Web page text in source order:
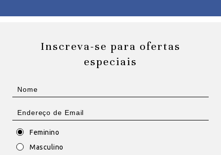
Inscreva-se para ofertas
especiais
Feminino
Masculino